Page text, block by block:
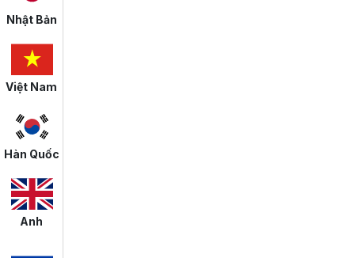
Nhật Bản
Việt Nam
Hàn Quốc
Anh